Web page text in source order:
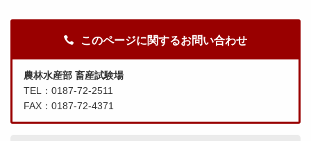
このページに関するお問い合わせ
農林水産部 畜産試験場
TEL：0187-72-2511
FAX：0187-72-4371